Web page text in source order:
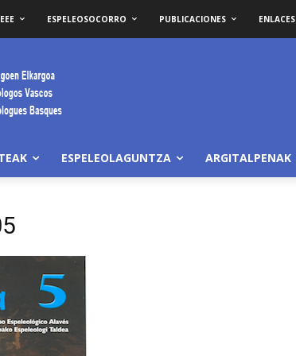
ESPELEOSOCORRO PUBLICACIONES ENLACES
ESPELEOLAGUNTZA ARGITALPENAK